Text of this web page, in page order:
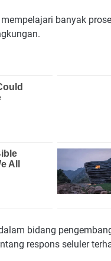
banyak
bidang
respons seluler